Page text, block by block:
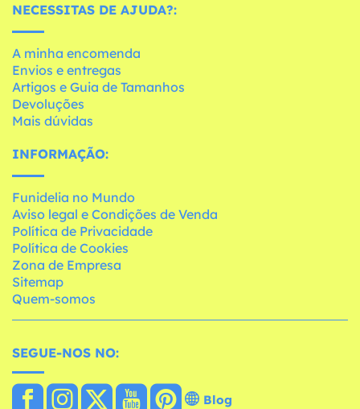
NECESSITAS DE AJUDA?:
A minha encomenda
Envios e entregas
Artigos e Guia de Tamanhos
Devoluções
Mais dúvidas
INFORMAÇÃO:
Funidelia no Mundo
Aviso legal e Condições de Venda
Política de Privacidade
Política de Cookies
Zona de Empresa
Sitemap
Quem-somos
SEGUE-NOS NO:
Blog